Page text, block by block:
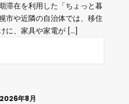
滞在を利用した「ちょっと暮
市や近隣の自治体では、移住
に、家具や家電が […]
2026年8月